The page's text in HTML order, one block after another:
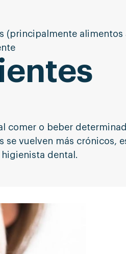
(principalmente alimentos
comer o beber
se vuelven más crónicos,
dental.